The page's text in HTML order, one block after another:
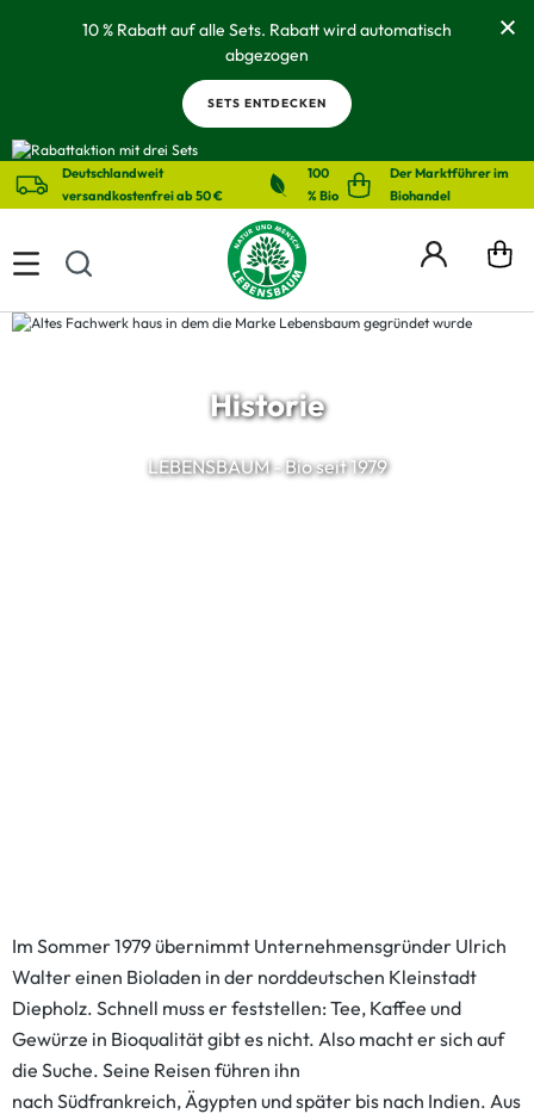
springen10 % Rabatt auf alle Sets. Rabatt wird automatisch
abgezogen
SETS ENTDECKEN
Deutschlandweit
versandkostenfrei ab 50 €
100
% Bio
Der Marktführer im
Biohandel
Historie
LEBENSBAUM - Bio seit 1979
Im Sommer 1979 übernimmt Unternehmensgründer Ulrich
Walter einen Bioladen in der norddeutschen Kleinstadt
Diepholz. Schnell muss er feststellen: Tee, Kaffee und
Gewürze in Bioqualität gibt es nicht. Also macht er sich auf
die Suche. Seine Reisen führen ihn
nach Südfrankreich, Ägypten und später bis nach Indien. Aus